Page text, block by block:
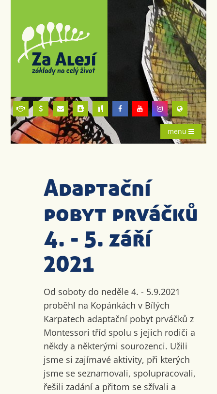
menu
Adaptační
pobyt prváčků
4. - 5. září
2021
Od soboty do neděle 4. - 5.9.2021
proběhl na Kopánkách v Bílých
Karpatech adaptační pobyt prváčků z
Montessori tříd spolu s jejich rodiči a
někdy a některými sourozenci. Užili
jsme si zajímavé aktivity, při kterých
jsme se seznamovali, spolupracovali,
řešili zadání a přitom se sžívali a